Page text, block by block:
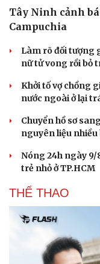
Văn hóa
Sân khấu - Điện ảnh
Âm nhạc
Di sản
Tây Ninh cảnh
Campuchia
Làm rõ đối tượng
nữ tử vong rồi bỏ
Khởi tố vợ chồng
nước ngoài ở lại
Chuyển hồ sơ
nguyên liệu
Nóng 24h ngày 9/
trẻ nhỏ ở TP.HCM
THỂ THAO